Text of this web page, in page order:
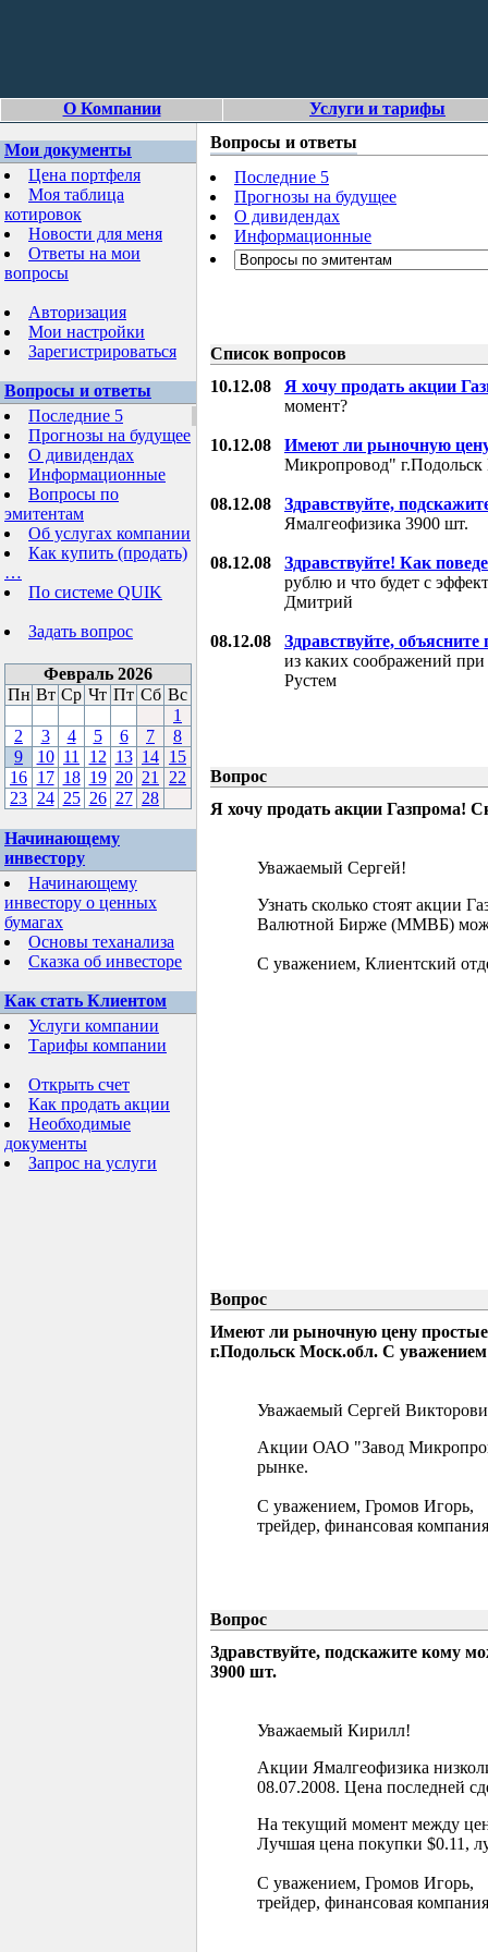
О Компании Услуги и тарифы
Мои документы
Цена портфеля
Моя таблица
котировок
Новости для меня
Ответы на мои
вопросы
Авторизация
Мои настройки
Зарегистрироваться
Вопросы и ответы
Последние 5
Прогнозы на будущее
О дивидендах
Информационные
Вопросы по
эмитентам
Об услугах компании
Как купить (продать)
…
По системе QUIK
Задать вопрос
Февраль 2026
Пн Вт Ср Чт Пт Сб Вс
1
2
3 4 5 6 7
8
9
10 11 12 13 14 15
16 17 18 19 20 21
22
23 24 25 26 27 28
Начинающему
инвестору
Начинающему
инвестору о ценных
бумагах
Основы теханализа
Сказка об инвесторе
Как стать Клиентом
Услуги компании
Тарифы компании
Открыть счет
Как продать акции
Необходимые
документы
Запрос на услуги
Вопросы и ответы
Последние 5
Прогнозы на будущее
О дивидендах
Информационные
Список вопросов
10.12.08 Я хочу продать акции
момент?
10.12.08
Имеют ли рыночную
Микропровод"
08.12.08
Здравствуйте,
Ямалгеофизика 3900 шт.
08.12.08
Здравствуйте! Как
рублю и что будет с
Дмитрий
08.12.08
Здравствуйте, объясните
из каких соображений
Рустем
Вопрос
Я хочу продать акции Газпрома!
Уважаемый Сергей!
Узнать сколько стоят акции
Валютной Бирже (ММВБ)
С уважением, Клиентский
Вопрос
Имеют ли рыночную цену
г.Подольск Моск.обл. С
Уважаемый Сергей
Акции ОАО "Завод
рынке.
С уважением, Громов Игорь,
трейдер, финансовая
Вопрос
Здравствуйте, подскажите кому
3900 шт.
Уважаемый Кирилл!
Акции Ямалгеофизика
08.07.2008. Цена последней
На текущий момент между
Лучшая цена покупки $0.11,
С уважением, Громов Игорь,
трейдер, финансовая